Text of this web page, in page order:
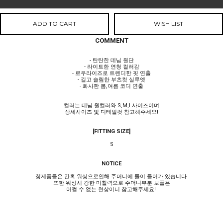
ADD TO CART WISH LIST
COMMENT
- 탄탄한 데님 원단
- 라이트한 연청 컬러감
- 로우라이즈로 트렌디한 핏 연출
- 길고 슬림한 부츠컷 실루엣
- 화사한 봄,여름 코디 연출
컬러는 데님 원컬러와 S,M,L사이즈이며
상세사이즈 및 디테일컷 참고해주세요!
[FITTING SIZE]
S
NOTICE
청제품들은 간혹 워싱으로인해 주머니에 돌이 들어가 있습니다.
또한 워싱시 강한 마찰력으로 주머니부분 보풀은
어쩔 수 없는 현상이니 참고해주세요!